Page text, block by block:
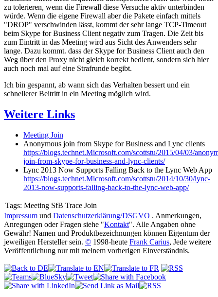
zu tolerieren, wenn die Firewall diese Versuche aktiv unterbinden
würde. Wenn die eigene Firewall aber die Pakete einfach mittels
"DROP" verschwinden lässt, kommt der sehr lange TCP-Timeout
beim Skype for Business Client negativ zum Tragen. Die Zeit bis
zum Eintritt in das Meeting wird aus Sicht des Anwenders sehr
lange. Dazu kommt. dass der Skype for Business Client auch den
Weg über den Proxy nicht gleich korrekt bedient, sondern sich hier
auch noch mal auf eine Strafrunde begibt.
Ich bin gespannt, ab wann sich das Verhalten bessert und ein
schnellerer Beitritt in ein Meeting möglich wird.
Weitere Links
Meeting Join
Anonymous join from Skype for Business and Lync clients
https://blogs.technet.Microsoft.com/scottstu/2015/04/03/
join-from-skype-for-business-and-lync-clients/
Lync 2013 Now Supports Falling Back to the Lync Web App
https://blogs.technet.Microsoft.com/scottstu/2014/10/30/lync-
2013-now-supports-falling-back-to-the-lync-web-app/
Tags: Meeting SfB Trace Join
Impressum und Datenschutzerklärung/DSGVO . Anmerkungen,
Anregungen oder Fragen siehe "Kontakt". Alle Angaben ohne
Gewähr! Namen und Produktbezeichnungen können Eigentum der
jeweiligen Hersteller sein. © 1998-heute Frank Carius, Jede weitere
Veröffentlichung nur mit meinem vorherigen Einverständnis.